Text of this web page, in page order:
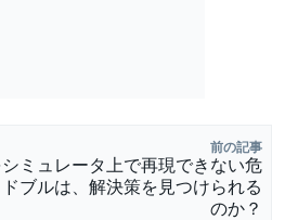
前の記事
ミュレータ上で再現できない危
ブルは、解決策を見つけられる
のか？